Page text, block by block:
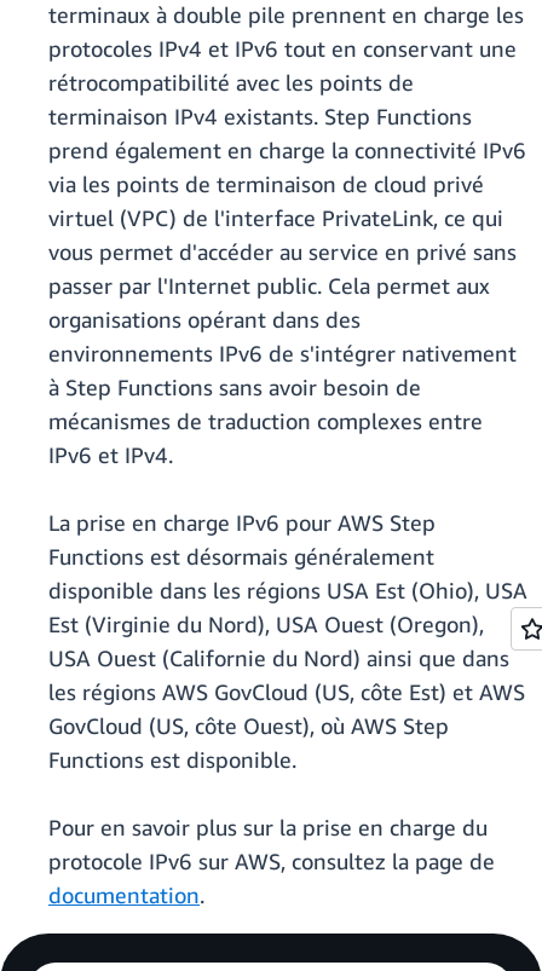
terminaux à double pile prennent en charge les
protocoles IPv4 et IPv6 tout en conservant une
rétrocompatibilité avec les points de
terminaison IPv4 existants. Step Functions
prend également en charge la connectivité IPv6
via les points de terminaison de cloud privé
virtuel (VPC) de l'interface PrivateLink, ce qui
vous permet d'accéder au service en privé sans
passer par l'Internet public. Cela permet aux
organisations opérant dans des
environnements IPv6 de s'intégrer nativement
à Step Functions sans avoir besoin de
mécanismes de traduction complexes entre
IPv6 et IPv4.
La prise en charge IPv6 pour AWS Step
Functions est désormais généralement
disponible dans les régions USA Est (Ohio), USA
Est (Virginie du Nord), USA Ouest (Oregon),
USA Ouest (Californie du Nord) ainsi que dans
les régions AWS GovCloud (US, côte Est) et AWS
GovCloud (US, côte Ouest), où AWS Step
Functions est disponible.
Pour en savoir plus sur la prise en charge du
protocole IPv6 sur AWS, consultez la page de
documentation.